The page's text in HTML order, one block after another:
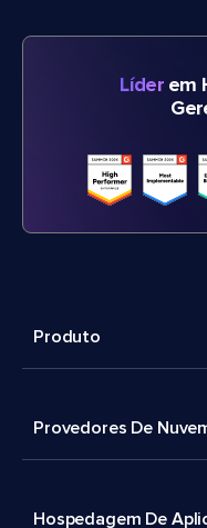
Líderem
Produto
Provedores De
Hospedagem De